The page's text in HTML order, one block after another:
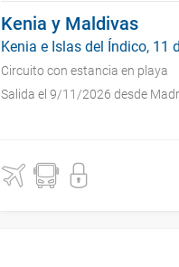
Kenia y Maldivas
Kenia e Islas del Índico, 11
Circuito con estancia en playa
Salida el 9/11/2026 desde